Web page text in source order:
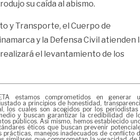
su caída al abismo.
y Transporte, el Cuerpo de
y la Defensa Civil atienden
el levantamiento de los
estamos comprometidos en generar
a principios de honestidad,
los cuales son acogidos por los periodistas
y buscan garantizar la credibilidad de
públicos. Así mismo, hemos establecido
éticos que buscan prevenir
prácticas, manejos inadecuados de conflicto